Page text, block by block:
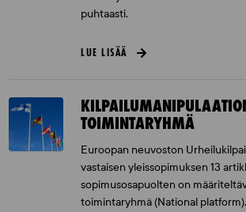
puhtaasti.
LUE LISÄÄ
TOIMINTARYHMÄ
Euroopan neuvoston
vastaisen yleissopimuksen 13
sopimusosapuolten on
toimintaryhmä (National